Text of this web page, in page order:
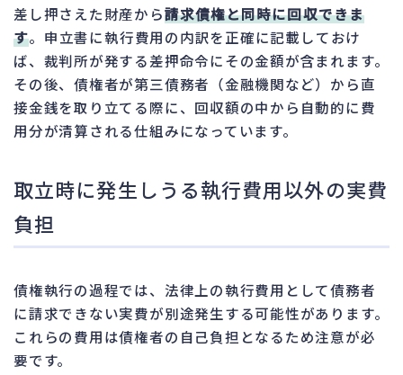
差し押さえた財産から請求債権と同時に回収できま
す。申立書に執行費用の内訳を正確に記載しておけ
ば、裁判所が発する差押命令にその金額が含まれます。
その後、債権者が第三債務者（金融機関など）から直
接金銭を取り立てる際に、回収額の中から自動的に費
用分が清算される仕組みになっています。
取立時に発生しうる執行費用以外の実費
負担
債権執行の過程では、法律上の執行費用として債務者
に請求できない実費が別途発生する可能性があります。
これらの費用は債権者の自己負担となるため注意が必
要です。